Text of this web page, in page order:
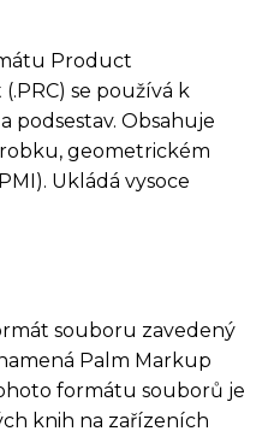
Product
se používá k
podsestav. Obsahuje
geometrickém
Ukládá vysoce
souboru zavedený
Palm Markup
formátu souborů je
knih na zařízeních